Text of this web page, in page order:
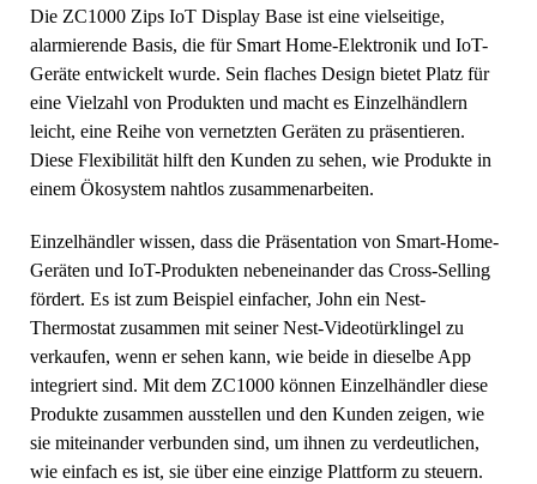
Die ZC1000 Zips IoT Display Base ist eine vielseitige,
alarmierende Basis, die für Smart Home-Elektronik und IoT-
Geräte entwickelt wurde. Sein flaches Design bietet Platz für
eine Vielzahl von Produkten und macht es Einzelhändlern
leicht, eine Reihe von vernetzten Geräten zu präsentieren.
Diese Flexibilität hilft den Kunden zu sehen, wie Produkte in
einem Ökosystem nahtlos zusammenarbeiten.
Einzelhändler wissen, dass die Präsentation von Smart-Home-
Geräten und IoT-Produkten nebeneinander das Cross-Selling
fördert. Es ist zum Beispiel einfacher, John ein Nest-
Thermostat zusammen mit seiner Nest-Videotürklingel zu
verkaufen, wenn er sehen kann, wie beide in dieselbe App
integriert sind. Mit dem ZC1000 können Einzelhändler diese
Produkte zusammen ausstellen und den Kunden zeigen, wie
sie miteinander verbunden sind, um ihnen zu verdeutlichen,
wie einfach es ist, sie über eine einzige Plattform zu steuern.